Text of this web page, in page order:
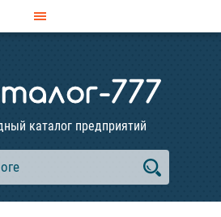
каталог предприятий